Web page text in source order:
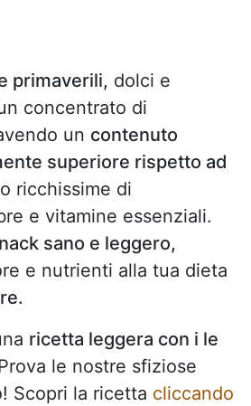
primaverili, dolci e
concentrato di
un contenuto
superiore rispetto ad
ricchissime di
e vitamine essenziali.
sano e leggero,
e nutrienti alla tua dieta
ricetta leggera con i le
le nostre sfiziose
Scopri la ricetta cliccando